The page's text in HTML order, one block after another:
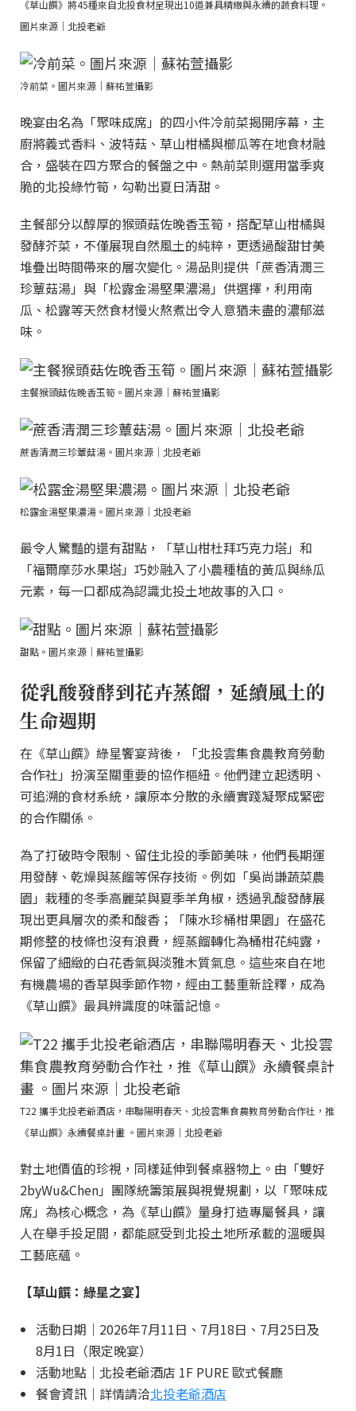
《草山饌》將45種來自北投食材呈現出10道兼具精緻與永續的蔬食料理。
圖片來源｜北投老爺
冷前菜。圖片來源｜蘇祐萱攝影
晚宴由名為「聚味成席」的四小件冷前菜揭開序幕，主
廚將義式香料、波特菇、草山柑橘與櫛瓜等在地食材融
合，盛裝在四方聚合的餐盤之中。熱前菜則選用當季爽
脆的北投綠竹筍，勾勒出夏日清甜。
主餐部分以醇厚的猴頭菇佐晚香玉筍，搭配草山柑橘與
發酵芥菜，不僅展現自然風土的純粹，更透過酸甜甘美
堆疊出時間帶來的層次變化。湯品則提供「蔗香清潤三
珍蕈菇湯」與「松露金湯堅果濃湯」供選擇，利用南
瓜、松露等天然食材慢火熬煮出令人意猶未盡的濃郁滋
味。
主餐猴頭菇佐晚香玉筍。圖片來源｜蘇祐萱攝影
蔗香清潤三珍蕈菇湯。圖片來源｜北投老爺
松露金湯堅果濃湯。圖片來源｜北投老爺
最令人驚豔的還有甜點，「草山柑杜拜巧克力塔」和
「福爾摩莎水果塔」巧妙融入了小農種植的黃瓜與絲瓜
元素，每一口都成為認識北投土地故事的入口。
甜點。圖片來源｜蘇祐萱攝影
從乳酸發酵到花卉蒸餾，延續風土的
生命週期
在《草山饌》綠星饗宴背後，「北投雲集食農教育勞動
合作社」扮演至關重要的協作樞紐。他們建立起透明、
可追溯的食材系統，讓原本分散的永續實踐凝聚成緊密
的合作關係。
為了打破時令限制、留住北投的季節美味，他們長期運
用發酵、乾燥與蒸餾等保存技術。例如「吳尚謙蔬菜農
園」栽種的冬季高麗菜與夏季羊角椒，透過乳酸發酵展
現出更具層次的柔和酸香；「陳水珍桶柑果園」在盛花
期修整的枝條也沒有浪費，經蒸餾轉化為桶柑花純露，
保留了細緻的白花香氣與淡雅木質氣息。這些來自在地
有機農場的香草與季節作物，經由工藝重新詮釋，成為
《草山饌》最具辨識度的味蕾記憶。
T22 攜手北投老爺酒店，串聯陽明春天、北投雲集食農教育勞動合作社，推
《草山饌》永續餐桌計畫 。圖片來源｜北投老爺
對土地價值的珍視，同樣延伸到餐桌器物上。由「雙好
2byWu&Chen」團隊統籌策展與視覺規劃，以「聚味成
席」為核心概念，為《草山饌》量身打造專屬餐具，讓
人在舉手投足間，都能感受到北投土地所承載的溫暖與
工藝底蘊。
【草山饌：綠星之宴】
活動日期｜2026年7月11日、7月18日、7月25日及
8月1日（限定晚宴）
活動地點｜北投老爺酒店 1F PURE 歐式餐廳
餐會資訊｜詳情請洽北投老爺酒店